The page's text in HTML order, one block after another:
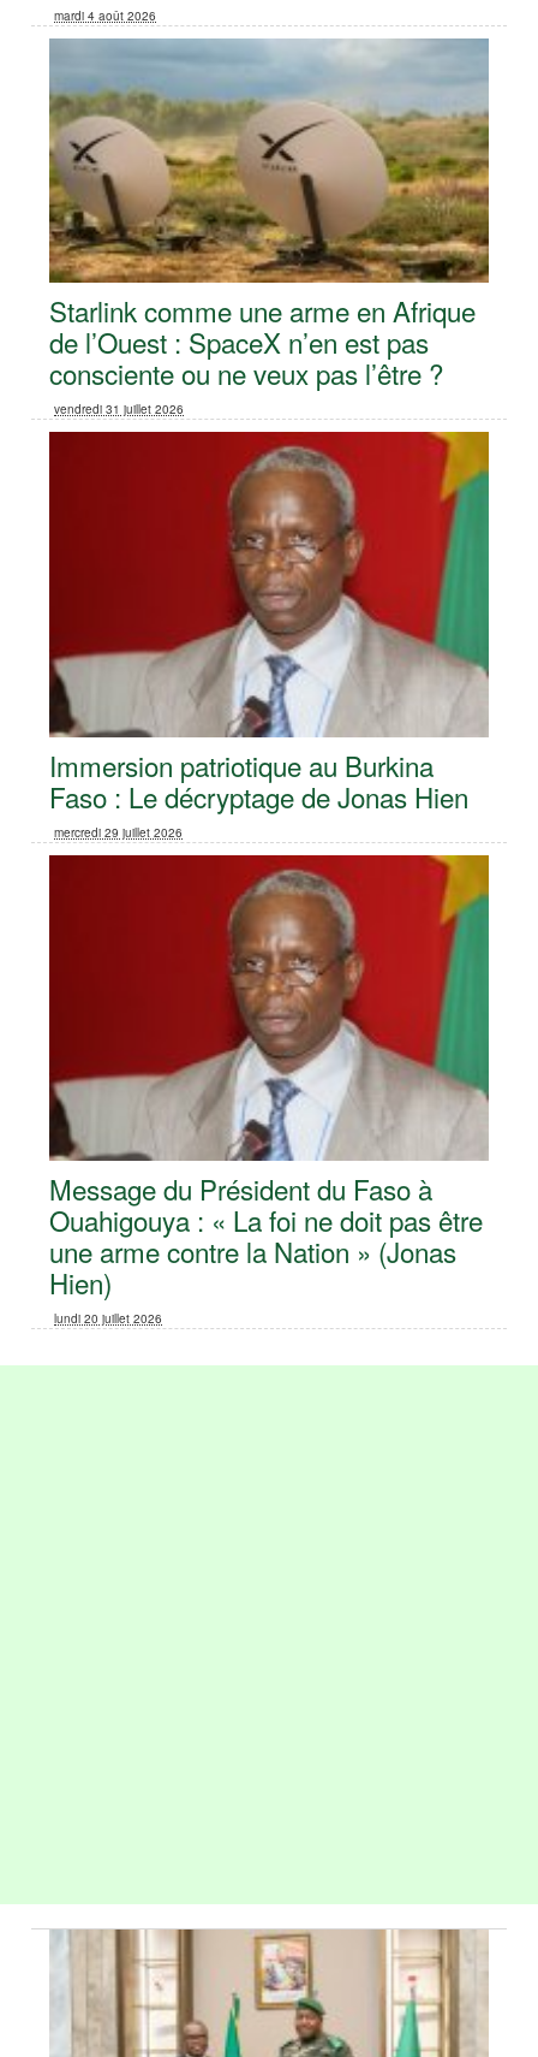
mardi 4 août 2026
Starlink comme une arme en Afrique
de l’Ouest : SpaceX n’en est pas
consciente ou ne veux pas l’être ?
vendredi 31 juillet 2026
Immersion patriotique au Burkina
Faso : Le décryptage de Jonas Hien
mercredi 29 juillet 2026
Message du Président du Faso à
Ouahigouya : « La foi ne doit pas être
une arme contre la Nation » (Jonas
Hien)
lundi 20 juillet 2026